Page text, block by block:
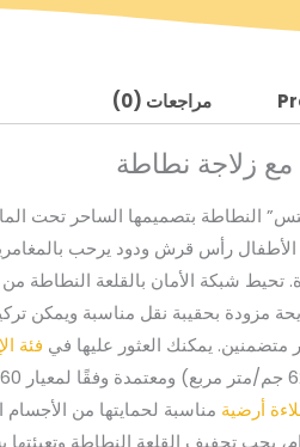
مراجعات (0)
مع زلاجة نطاطة
النطاطة بتصميمها الساحر تحت
رأس قرش ودود يرحب
تحيط شبكة الأمان بالقلعة
متضمنين. يمكنك العثور عليها في فئة
أرضية مناسبة لحمايتها من
يجب تجفيف القلعة النطاطة